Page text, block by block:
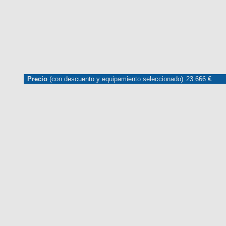
Precio (con descuento y equipamiento seleccionado) 23.666 €